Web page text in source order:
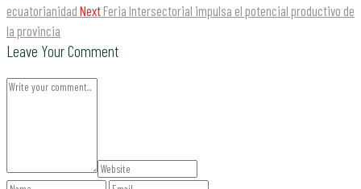
ecuatorianidad Next Feria Intersectorial impulsa el potencial productivo de
la provincia
Leave Your Comment